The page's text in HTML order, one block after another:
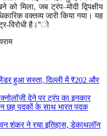
को मिला,जब ट्रंप–मोदी द्विपक्षीय
वक्तव्य जारी किया गया। यह
विरोधी है।"ो
हुआ सस्ता, दिल्ली में ₹202 और
देने पर ट्रंप का इनकार
छह पदकों के साथ भारत पदक
शंकर ने रचा इतिहास, डेकाथलॉन